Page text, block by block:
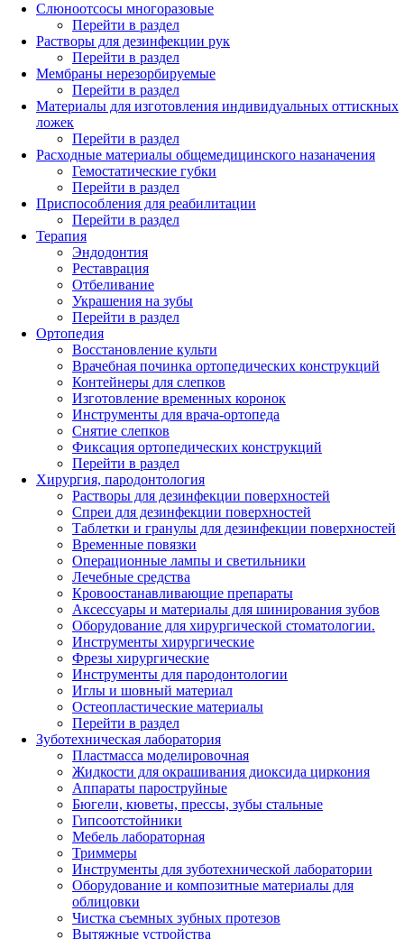
Слюноотсосы многоразовые
Перейти в раздел
Растворы для дезинфекции рук
Перейти в раздел
Мембраны нерезорбируемые
Перейти в раздел
Материалы для изготовления индивидуальных оттискных
ложек
Перейти в раздел
Расходные материалы общемедицинского назаначения
Гемостатические губки
Перейти в раздел
Приспособления для реабилитации
Перейти в раздел
Терапия
Эндодонтия
Реставрация
Отбеливание
Украшения на зубы
Перейти в раздел
Ортопедия
Восстановление культи
Врачебная починка ортопедических конструкций
Контейнеры для слепков
Изготовление временных коронок
Инструменты для врача-ортопеда
Снятие слепков
Фиксация ортопедических конструкций
Перейти в раздел
Хирургия, пародонтология
Растворы для дезинфекции поверхностей
Спреи для дезинфекции поверхностей
Таблетки и гранулы для дезинфекции поверхностей
Временные повязки
Операционные лампы и светильники
Лечебные средства
Кровоостанавливающие препараты
Аксессуары и материалы для шинирования зубов
Оборудование для хирургической стоматологии.
Инструменты хирургические
Фрезы хирургические
Инструменты для пародонтологии
Иглы и шовный материал
Остеопластические материалы
Перейти в раздел
Зуботехническая лаборатория
Пластмасса моделировочная
Жидкости для окрашивания диоксида циркония
Аппараты пароструйные
Бюгели, кюветы, прессы, зубы стальные
Гипсоотстойники
Мебель лабораторная
Триммеры
Инструменты для зуботехнической лаборатории
Оборудование и композитные материалы для
облицовки
Чистка съемных зубных протезов
Вытяжные устройства